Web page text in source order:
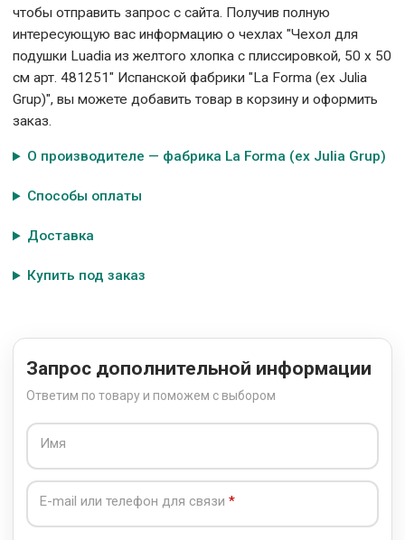
чтобы отправить запрос с сайта. Получив полную
интересующую вас информацию о чехлах "Чехол для
подушки Luadia из желтого хлопка с плиссировкой, 50 x 50
см арт. 481251" Испанской фабрики "La Forma (ех Julia
Grup)", вы можете добавить товар в корзину и оформить
заказ.
О производителе — фабрика La Forma (ех Julia Grup)
Способы оплаты
Доставка
Купить под заказ
Запрос дополнительной информации
Ответим по товару и поможем с выбором
Имя
E-mail или телефон для связи